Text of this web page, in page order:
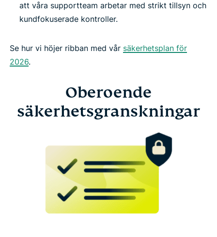
att våra supportteam arbetar med strikt tillsyn och
kundfokuserade kontroller.
Se hur vi höjer ribban med vår säkerhetsplan för
2026.
Oberoende
säkerhetsgranskningar